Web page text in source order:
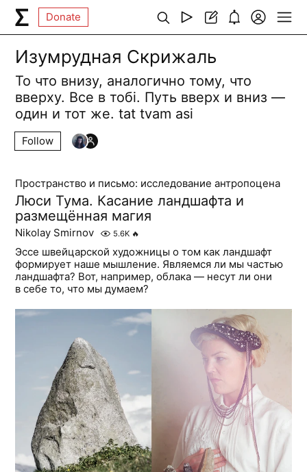
Donate
Изумрудная Скрижаль
То что внизу, аналогично тому, что
вверху. Все в тобі. Путь вверх и вниз —
один и тот же. tat tvam asi
Follow
Пространство и письмо: исследование антропоцена
Люси Тума. Касание ландшафта и
размещённая магия
Nikolay Smirnov 5.6K 🔥
Эссе швейцарской художницы о том как ландшафт
формирует наше мышление. Являемся ли мы частью
ландшафта? Вот, например, облака — несут ли они
в себе то, что мы думаем?